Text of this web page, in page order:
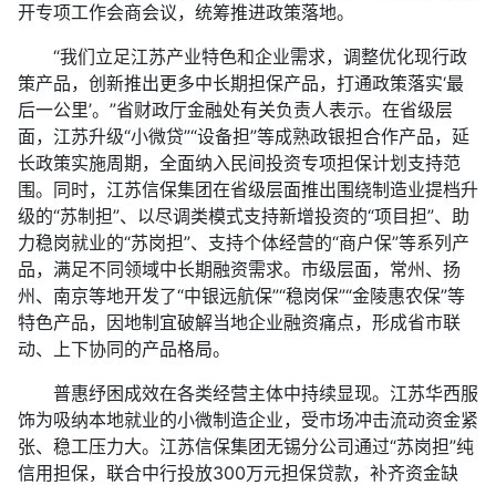
开专项工作会商会议，统筹推进政策落地。
“我们立足江苏产业特色和企业需求，调整优化现行政
策产品，创新推出更多中长期担保产品，打通政策落实‘最
后一公里’。”省财政厅金融处有关负责人表示。在省级层
面，江苏升级“小微贷”“设备担”等成熟政银担合作产品，延
长政策实施周期，全面纳入民间投资专项担保计划支持范
围。同时，江苏信保集团在省级层面推出围绕制造业提档升
级的“苏制担”、以尽调类模式支持新增投资的“项目担”、助
力稳岗就业的“苏岗担”、支持个体经营的“商户保”等系列产
品，满足不同领域中长期融资需求。市级层面，常州、扬
州、南京等地开发了“中银远航保”“稳岗保”“金陵惠农保”等
特色产品，因地制宜破解当地企业融资痛点，形成省市联
动、上下协同的产品格局。
普惠纾困成效在各类经营主体中持续显现。江苏华西服
饰为吸纳本地就业的小微制造企业，受市场冲击流动资金紧
张、稳工压力大。江苏信保集团无锡分公司通过“苏岗担”纯
信用担保，联合中行投放300万元担保贷款，补齐资金缺